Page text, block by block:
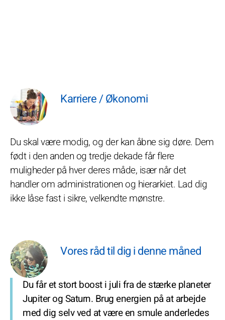
Karriere / Økonomi
Du skal være modig, og der kan åbne sig døre. Dem
født i den anden og tredje dekade får flere
muligheder på hver deres måde, især når det
handler om administrationen og hierarkiet. Lad dig
ikke låse fast i sikre, velkendte mønstre.
Vores råd til dig i denne måned
Du får et stort boost i juli fra de stærke planeter
Jupiter og Saturn. Brug energien på at arbejde
med dig selv ved at være en smule anderledes